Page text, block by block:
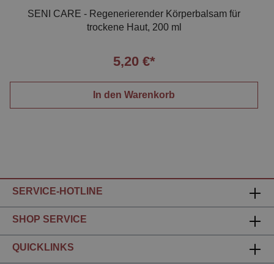
SENI CARE - Regenerierender Körperbalsam für
trockene Haut, 200 ml
5,20 €*
In den Warenkorb
SERVICE-HOTLINE
SHOP SERVICE
QUICKLINKS